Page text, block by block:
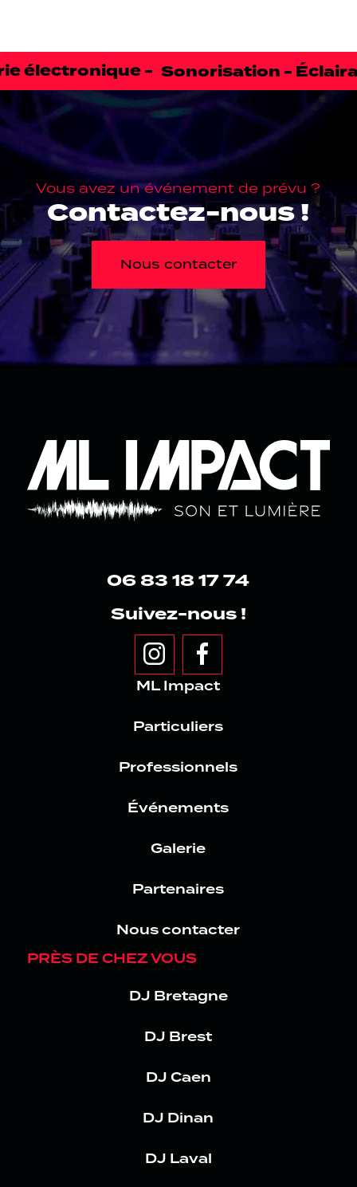
électronique -
Vous avez un événement de prévu ?
Contactez-nous !
Nous contacter
06 83 18 17 74
Suivez-nous !
e z
ML Impact
Particuliers
Professionnels
Événements
Galerie
Partenaires
Nous contacter
PRÈS DE CHEZ VOUS
DJ Bretagne
DJ Brest
DJ Caen
DJ Dinan
DJ Laval